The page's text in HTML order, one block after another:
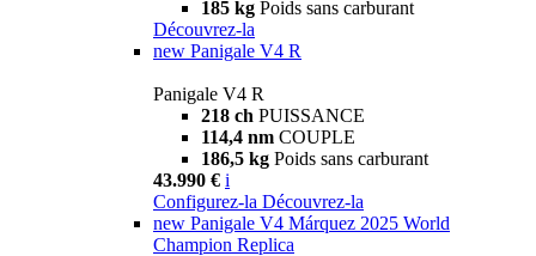
185 kg Poids sans carburant
Découvrez-la
new Panigale V4 R
Panigale V4 R
218 ch PUISSANCE
114,4 nm COUPLE
186,5 kg Poids sans carburant
43.990 € i
Configurez-la Découvrez-la
new Panigale V4 Márquez 2025 World
Champion Replica